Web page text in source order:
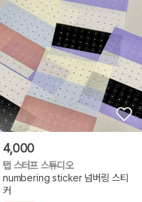
4,000
탭 스터프 스튜디오
numbering sticker 넘버링 스티
커